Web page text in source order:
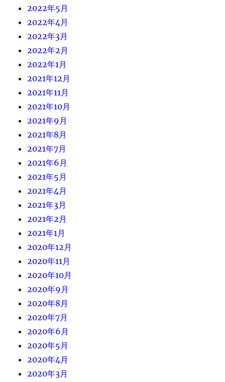
2022年5月
2022年4月
2022年3月
2022年2月
2022年1月
2021年12月
2021年11月
2021年10月
2021年9月
2021年8月
2021年7月
2021年6月
2021年5月
2021年4月
2021年3月
2021年2月
2021年1月
2020年12月
2020年11月
2020年10月
2020年9月
2020年8月
2020年7月
2020年6月
2020年5月
2020年4月
2020年3月